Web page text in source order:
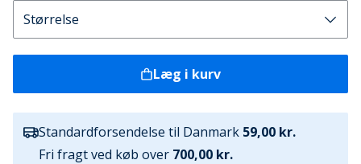
Læg i kurv
Standardforsendelse til Danmark 59,00 kr.
Fri fragt ved køb over 700,00 kr.